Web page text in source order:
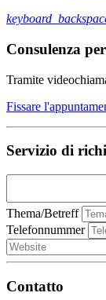
Consulenza
Tramite
Fissare
Servizio di
Thema/Betreff
Telefonnummer
Contatto